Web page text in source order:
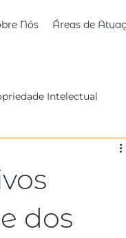
Nós Áreas de
Intelectual
dos